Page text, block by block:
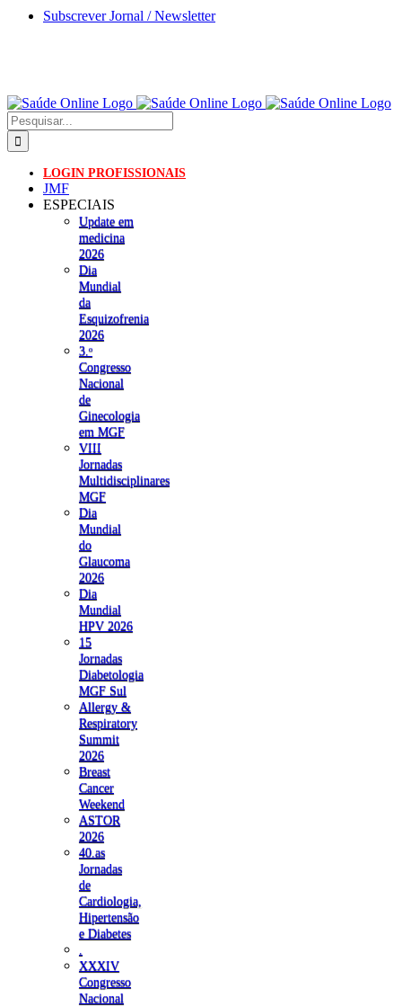
Skip
Subscrever Jornal / Newsletter
Pesquisar
LOGIN PROFISSIONAIS
JMF
ESPECIAIS
Update em
medicina
2026
Dia
Mundial
da
Esquizofrenia
2026
3.ᵒ
Congresso
Nacional
de
Ginecologia
em MGF
VIII
Jornadas
Multidisciplinares
MGF
Dia
Mundial
do
Glaucoma
2026
Dia
Mundial
HPV 2026
15
Jornadas
Diabetologia
MGF Sul
Allergy &
Respiratory
Summit
2026
Breast
Cancer
Weekend
ASTOR
2026
40.as
Jornadas
de
Cardiologia,
Hipertensão
e Diabetes
XXXIV
Congresso
Nacional